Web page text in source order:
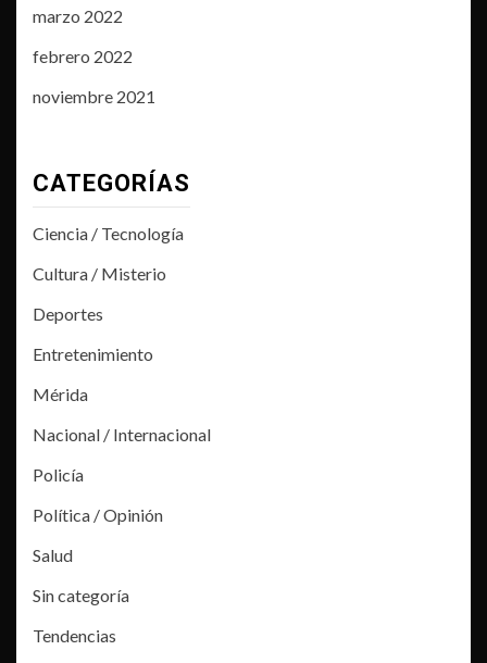
marzo 2022
febrero 2022
noviembre 2021
CATEGORÍAS
Ciencia / Tecnología
Cultura / Misterio
Deportes
Entretenimiento
Mérida
Nacional / Internacional
Policía
Política / Opinión
Salud
Sin categoría
Tendencias